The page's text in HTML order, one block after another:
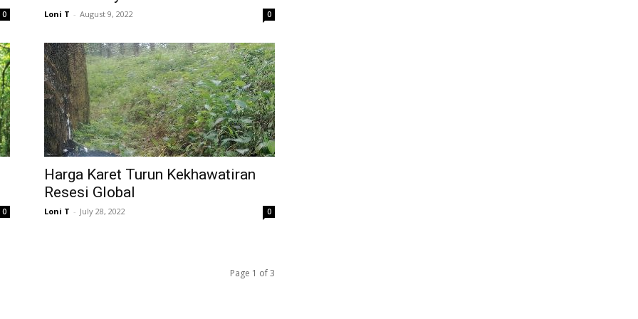
0 Loni T - August 9, 2022 0
0
Harga Karet Turun Kekhawatiran
Resesi Global
Loni T - July 28, 2022 0
Page 1 of 3